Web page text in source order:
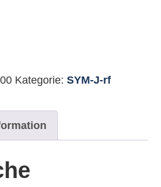
Kategorie: SYM-J-rf